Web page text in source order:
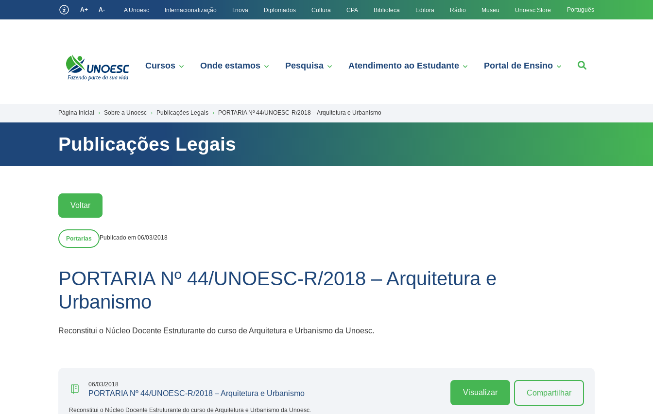
A+ A- A Unoesc Internacionalização I.nova Diplomados Cultura CPA Biblioteca Editora Rádio Museu Unoesc Store Português
Cursos Onde estamos Pesquisa Atendimento ao Estudante Portal de Ensino
Página Inicial Sobre a Unoesc Publicações Legais PORTARIA Nº 44/UNOESC-R/2018 – Arquitetura e Urbanismo
Publicações Legais
Voltar
Portarias Publicado em 06/03/2018
PORTARIA Nº 44/UNOESC-R/2018 – Arquitetura e
Urbanismo
Reconstitui o Núcleo Docente Estruturante do curso de Arquitetura e Urbanismo da Unoesc.
06/03/2018
PORTARIA Nº 44/UNOESC-R/2018 – Arquitetura e Urbanismo
Reconstitui o Núcleo Docente Estruturante do curso de Arquitetura e Urbanismo da Unoesc.
Visualizar Compartilhar